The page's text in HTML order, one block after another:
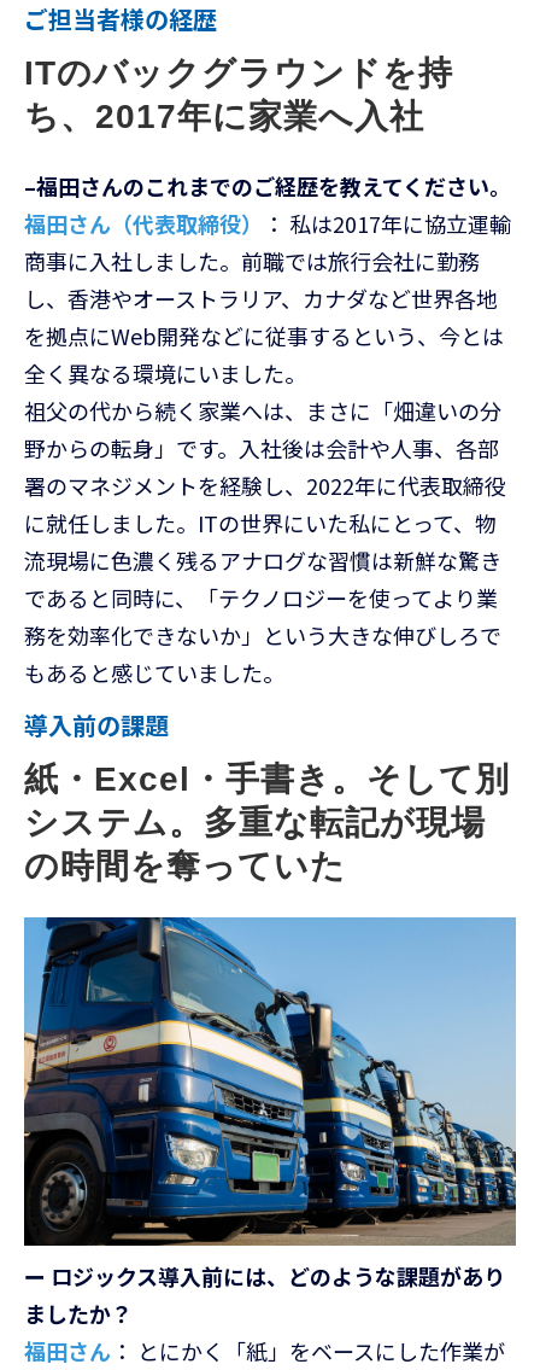
ご担当者様の経歴
ITのバックグラウンドを持
ち、2017年に家業へ入社
–福田さんのこれまでのご経歴を教えてください。
福田さん（代表取締役）
： 私は2017年に協立運輸
商事に入社しました。前職では旅行会社に勤務
し、香港やオーストラリア、カナダなど世界各地
を拠点にWeb開発などに従事するという、今とは
全く異なる環境にいました。
祖父の代から続く家業へは、まさに「畑違いの分
野からの転身」です。入社後は会計や人事、各部
署のマネジメントを経験し、2022年に代表取締役
に就任しました。ITの世界にいた私にとって、物
流現場に色濃く残るアナログな習慣は新鮮な驚き
であると同時に、「テクノロジーを使ってより業
務を効率化できないか」という大きな伸びしろで
もあると感じていました。
導入前の課題
紙・Excel・手書き。そして別
システム。多重な転記が現場
の時間を奪っていた
ー ロジックス導入前には、どのような課題があり
ましたか？
福田さん ： とにかく「紙」をベースにした作業が